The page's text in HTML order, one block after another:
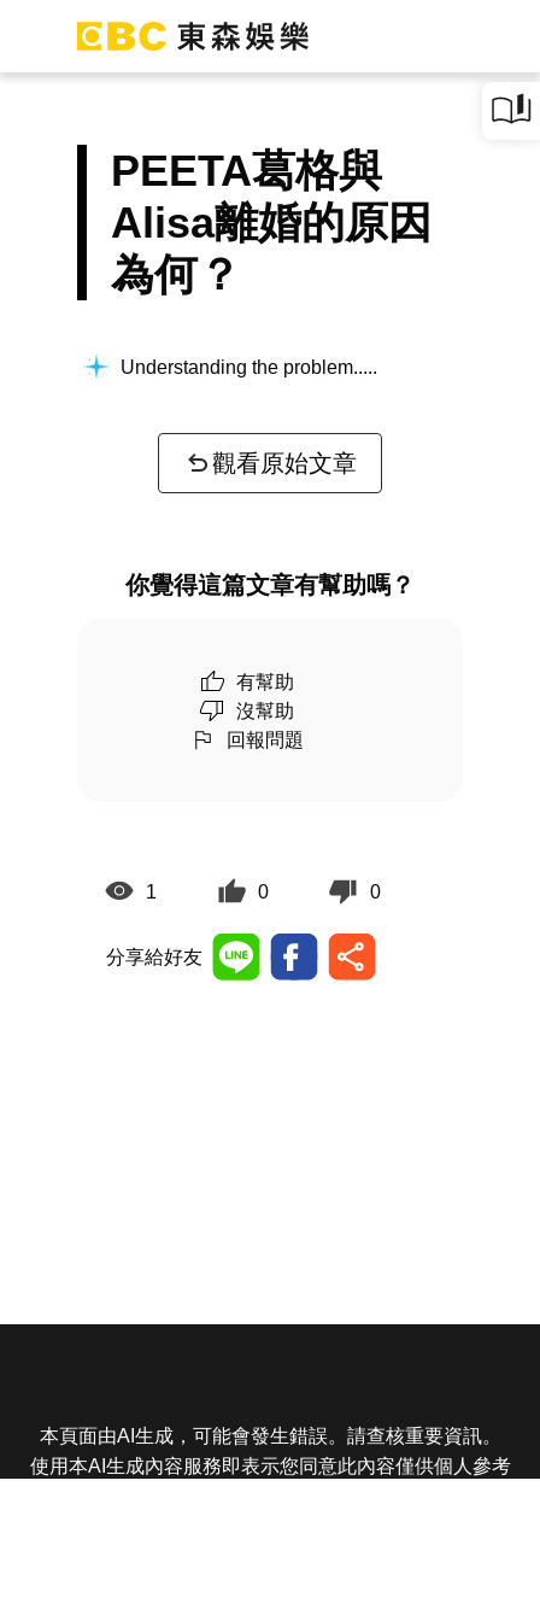
PEETA葛格與
Alisa離婚的原因
為何？
Understanding the problem...
觀看原始文章
你覺得這篇文章有幫助嗎？
有幫助
沒幫助
回報問題
1 0 0
分享給好友
本頁面由AI生成，可能會發生錯誤。請查核重要資訊。
使用本AI生成內容服務即表示您同意此內容僅供個人參考